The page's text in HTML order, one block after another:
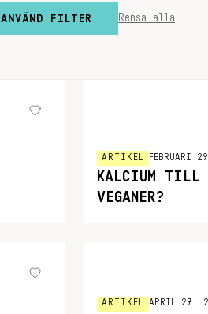
ANVÄND FILTER Rensa alla
ARTIKEL FEBRUARI
KALCIUM TILL
VEGANER?
ARTIKEL APRIL 27,